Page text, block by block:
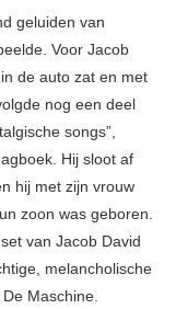
geluiden van
Voor Jacob
de auto zat en met
nog een deel
songs”,
Hij sloot af
hij met zijn vrouw
zoon was geboren.
van Jacob David
melancholische
Maschine.